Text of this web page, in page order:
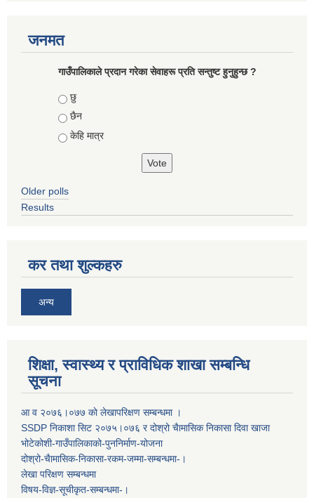
जनमत
गाउँपालिकाले प्रदान गरेका सेवाहरू प्रति सन्तुष्ट हुनुहुन्छ ?
Choices
छु
छैन
केहि मात्र
Older polls
Results
कर तथा शुल्कहरु
अन्य
शिक्षा, स्वास्थ्य र प्राविधिक शाखा सम्बन्धि
सूचना
आ व २०७६।०७७ काे लेखापरिक्षण सम्बन्धमा ।
SSDP निकाशा सिट २०७५।०७६ र दोश्रो चैामासिक निकासा दिवा खाजा
भोटेकोशी-गाउँपालिकाको-पुननिर्माण-योजना
दोश्रो-चैामासिक-निकासा-रकम-जम्मा-सम्बन्धमा-।
लेखा परिक्षण सम्बन्धमा
विषय-विज्ञ-सूचीकृत-सम्बन्धमा-।